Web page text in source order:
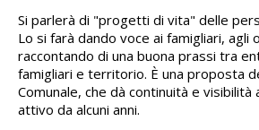
Si parlerà di "progetti di vita" delle
Lo si farà dando voce ai famigliari, agli
raccontando di una buona prassi tra
famigliari e territorio. È una proposta
Comunale, che dà continuità e visibilità
attivo da alcuni anni.